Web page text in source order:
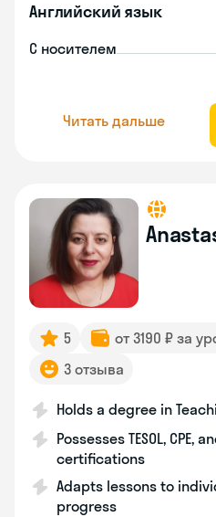
Английский язык
С носителем
Читать дальше
5 от 3190 ₽ за
3 отзыва
Holds a degree in
Possesses TESOL, CPE,
certifications
Adapts lessons to
progress